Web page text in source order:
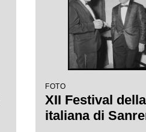
FOTO
XII Festival
italiana di